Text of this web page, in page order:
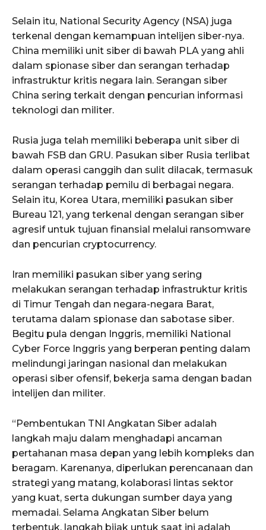
Selain itu, National Security Agency (NSA) juga
terkenal dengan kemampuan intelijen siber-nya.
China memiliki unit siber di bawah PLA yang ahli
dalam spionase siber dan serangan terhadap
infrastruktur kritis negara lain. Serangan siber
China sering terkait dengan pencurian informasi
teknologi dan militer.
Rusia juga telah memiliki beberapa unit siber di
bawah FSB dan GRU. Pasukan siber Rusia terlibat
dalam operasi canggih dan sulit dilacak, termasuk
serangan terhadap pemilu di berbagai negara.
Selain itu, Korea Utara, memiliki pasukan siber
Bureau 121, yang terkenal dengan serangan siber
agresif untuk tujuan finansial melalui ransomware
dan pencurian cryptocurrency.
Iran memiliki pasukan siber yang sering
melakukan serangan terhadap infrastruktur kritis
di Timur Tengah dan negara-negara Barat,
terutama dalam spionase dan sabotase siber.
Begitu pula dengan Inggris, memiliki National
Cyber Force Inggris yang berperan penting dalam
melindungi jaringan nasional dan melakukan
operasi siber ofensif, bekerja sama dengan badan
intelijen dan militer.
“Pembentukan TNI Angkatan Siber adalah
langkah maju dalam menghadapi ancaman
pertahanan masa depan yang lebih kompleks dan
beragam. Karenanya, diperlukan perencanaan dan
strategi yang matang, kolaborasi lintas sektor
yang kuat, serta dukungan sumber daya yang
memadai. Selama Angkatan Siber belum
terbentuk, langkah bijak untuk saat ini adalah